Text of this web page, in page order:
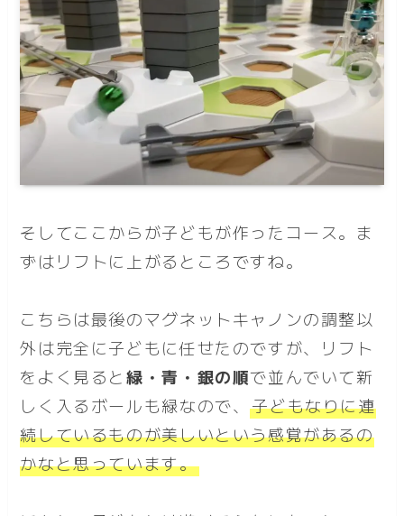
そしてここからが子どもが作ったコース。ま
ずはリフトに上がるところですね。
こちらは最後のマグネットキャノンの調整以
外は完全に子どもに任せたのですが、リフト
をよく見ると緑・青・銀の順で並んでいて新
しく入るボールも緑なので、子どもなりに連
続しているものが美しいという感覚があるの
かなと思っています。